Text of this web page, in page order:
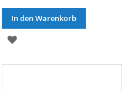
In den Warenkorb
ZUR